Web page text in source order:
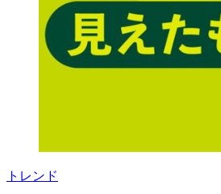
トレンド